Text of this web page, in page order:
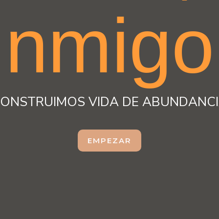
nmigo
VIDA DE
EMPEZAR